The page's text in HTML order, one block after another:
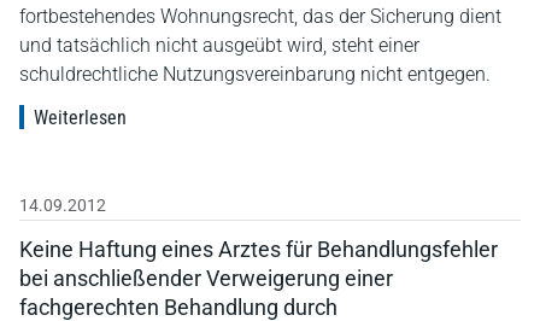
fortbestehendes Wohnungsrecht, das der Sicherung dient
und tatsächlich nicht ausgeübt wird, steht einer
schuldrechtliche Nutzungsvereinbarung nicht entgegen.
Weiterlesen
14.09.2012
Keine Haftung eines Arztes für Behandlungsfehler
bei anschließender Verweigerung einer
fachgerechten Behandlung durch